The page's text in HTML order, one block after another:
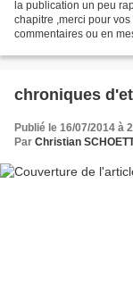
la publication un peu
chapitre ,merci pour
commentaires ou en
chroniques
Publié le 16/07/2014 à
Par Christian